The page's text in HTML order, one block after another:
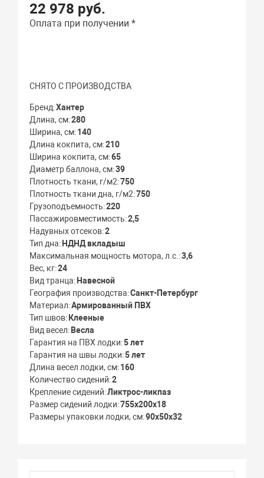
22 978 руб.
Оплата при получении *
СНЯТО С ПРОИЗВОДСТВА
Бренд Хантер
Длина, см 280
Ширина, см 140
Длина кокпита, см 210
Ширина кокпита, см 65
Диаметр баллона, см 39
Плотность ткани, г/м2 750
Плотность ткани дна, г/м2 750
Грузоподъемность 220
Пассажировместимость 2,5
Надувных отсеков 2
Тип дна НДНД вкладыш
Максимальная мощность мотора, л.с. 3,6
Вес, кг 24
Вид транца Навесной
География производства Санкт-Петербург
Материал Армированный ПВХ
Тип швов Клееные
Вид весел Весла
Гарантия на ПВХ лодки 5 лет
Гарантия на швы лодки 5 лет
Длина весел лодки, см 160
Количество сидений 2
Крепление сидений Ликтрос-ликпаз
Размер сидений лодки 755x200x18
Размеры упаковки лодки, см 90x50x32